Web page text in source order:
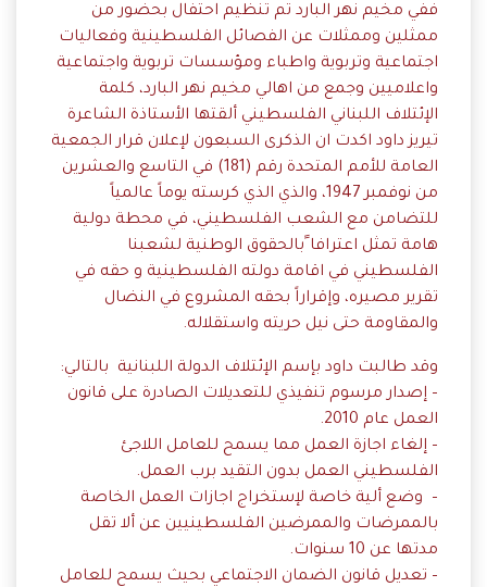
ففي مخيم نهر البارد تم تنظيم احتفال بحضور من
ممثلين وممثلات عن الفصائل الفلسطينية وفعاليات
اجتماعية وتربوية واطباء ومؤسسات تربوية واجتماعية
واعلاميين وجمع من اهالي مخيم نهر البارد، كلمة
الإئتلاف اللبناني الفلسطيني ألقتها الأستاذة الشاعرة
تيريز داود اكدت ان الذكرى السبعون لإعلان قرار الجمعية
العامة للأمم المتحدة رقم (181) في التاسع والعشرين
من نوفمبر 1947، والذي الذي كرسته يوماً عالمياً
للتضامن مع الشعب الفلسطيني، في محطة دولية
هامة تمثل اعترافا ًبالحقوق الوطنية لشعبنا
الفلسطيني في اقامة دولته الفلسطينية و حقه في
تقرير مصيره، وإقراراً بحقه المشروع في النضال
والمقاومة حتى نيل حريته واستقلاله.
وقد طالبت داود بإسم الإئتلاف الدولة اللبنانية بالتالي:
– إصدار مرسوم تنفيذي للتعديلات الصادرة على قانون
العمل عام 2010.
– إلغاء اجازة العمل مما يسمح للعامل اللاجئ
الفلسطيني العمل بدون التقيد برب العمل.
– وضع ألية خاصة لإستخراج اجازات العمل الخاصة
بالممرضات والممرضين الفلسطينيين عن ألا تقل
مدتها عن 10 سنوات.
– تعديل قانون الضمان الاجتماعي بحيث يسمح للعامل